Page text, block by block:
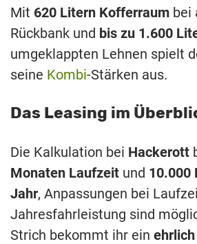
Mit 620 Litern Kofferraum bei
Rückbank und bis zu 1.600
umgeklappten Lehnen spielt
seine Kombi-Stärken aus.
Das Leasing im
Die Kalkulation bei Hackerott
Monaten Laufzeit und 10.000
Jahr, Anpassungen bei
Jahresfahrleistung sind
Strich bekommt ihr ein